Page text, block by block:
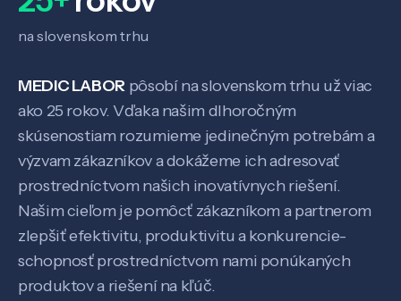
Veda a výskum
Pôsobenie
na slovenskom trhu
MEDIC LABOR pôsobí na slovenskom trhu už viac
ako 25 rokov. Vďaka našim dlhoročným
skúsenostiam rozumieme jedinečným potrebám a
výzvam zákazníkov a dokážeme ich adresovať
prostredníctvom našich inovatívnych riešení.
Našim cieľom je pomôcť zákazníkom a partnerom
zlepšiť efektivitu, produktivitu a konkurencie-
schopnosť prostredníctvom nami ponúkaných
produktov a riešení na kľúč.